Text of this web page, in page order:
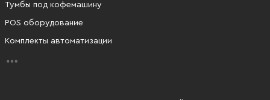
Тумбы под кофемашину
POS оборудование
Комплекты автоматизации